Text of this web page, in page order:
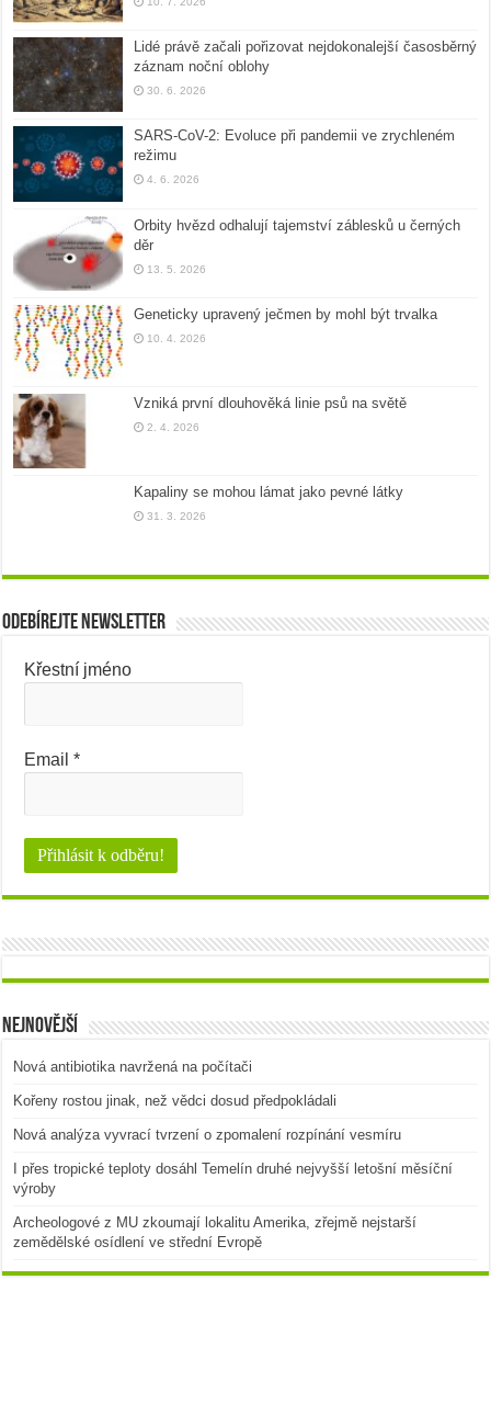
Lidé právě začali pořizovat nejdokonalejší časosběrný
záznam noční oblohy
30. 6. 2026
SARS-CoV-2: Evoluce při pandemii ve zrychleném
režimu
4. 6. 2026
Orbity hvězd odhalují tajemství záblesků u černých
děr
13. 5. 2026
Geneticky upravený ječmen by mohl být trvalka
10. 4. 2026
Vzniká první dlouhověká linie psů na světě
2. 4. 2026
Kapaliny se mohou lámat jako pevné látky
31. 3. 2026
Odebírejte newsletter
Křestní jméno
Email*
Nejnovější
Nová antibiotika navržená na počítači
Kořeny rostou jinak, než vědci dosud předpokládali
Nová analýza vyvrací tvrzení o zpomalení rozpínání vesmíru
I přes tropické teploty dosáhl Temelín druhé nejvyšší letošní měsíční
výroby
Archeologové z MU zkoumají lokalitu Amerika, zřejmě nejstarší
zemědělské osídlení ve střední Evropě